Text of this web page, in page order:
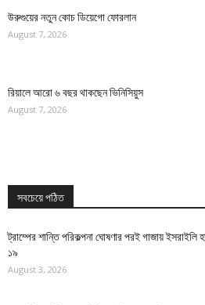
উরুগুয়ের নতুন কোচ ডিয়েগো ফোরলান
August 7, 2026
রিয়ালে আরো ৬ বছর থাকছেন ভিনিসিয়ুস
August 7, 2026
সবচেয়ে পঠিত
ট্রাম্পের শান্তি পরিকল্পনা ঘোষণার পরই গাজায় ইসরাইলি
১৯
August 3, 2026